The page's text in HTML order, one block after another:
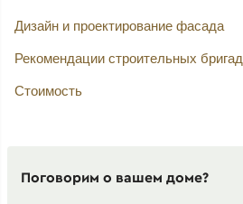
Дизайн и проектирование фасада
Рекомендации строительных бригад
Стоимость
Поговорим о вашем доме?